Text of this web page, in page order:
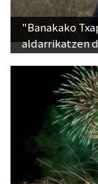
"Banakako
aldarrikatzen